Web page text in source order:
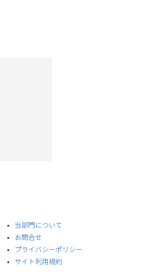
​当部門について
お問合せ
プライバシーポリシー
サイト利用規約